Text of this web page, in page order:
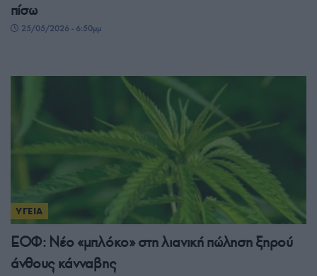
πίσω
25/05/2026 - 6:50μμ
ΥΓΕΙΑ
ΕΟΦ: Νέο «μπλόκο» στη λιανική πώληση ξηρού
άνθους κάνναβης